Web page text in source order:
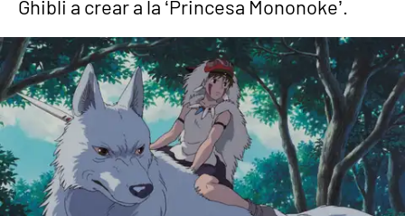
Ghibli a crear a la ‘Princesa Mononoke’.